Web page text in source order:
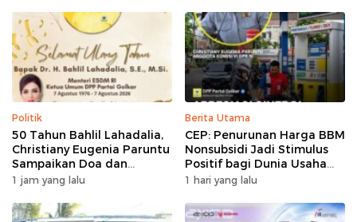
Politik
50 Tahun Bahlil Lahadalia,
Christiany Eugenia Paruntu
Sampaikan Doa dan
Harapan
1 jam yang lalu
Berita Utama
CEP: Penurunan Harga BBM
Nonsubsidi Jadi Stimulus
Positif bagi Dunia Usaha
dan Pertumbuhan Ekonomi
1 hari yang lalu